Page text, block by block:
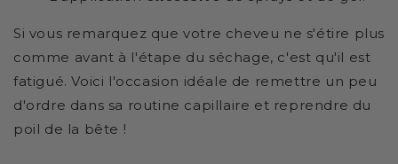
Si vous remarquez que votre cheveu ne s'étire plus
comme avant à l'étape du séchage, c'est qu'il est
fatigué. Voici l'occasion idéale de remettre un peu
d'ordre dans sa routine capillaire et reprendre du
poil de la bête !